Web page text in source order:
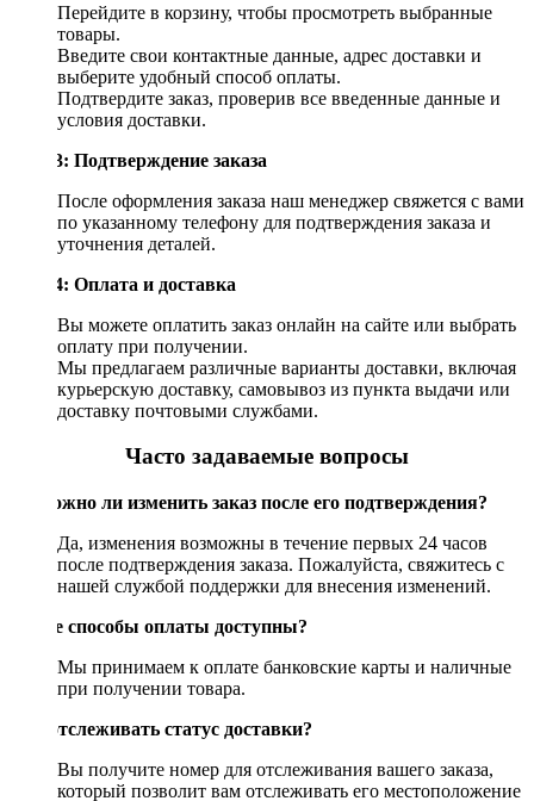
Перейдите в корзину, чтобы просмотреть выбранные
товары.
Введите свои контактные данные, адрес доставки и
выберите удобный способ оплаты.
Подтвердите заказ, проверив все введенные данные и
условия доставки.
Шаг 3: Подтверждение заказа
После оформления заказа наш менеджер свяжется с вами
по указанному телефону для подтверждения заказа и
уточнения деталей.
Шаг 4: Оплата и доставка
Вы можете оплатить заказ онлайн на сайте или выбрать
оплату при получении.
Мы предлагаем различные варианты доставки, включая
курьерскую доставку, самовывоз из пункта выдачи или
доставку почтовыми службами.
Часто задаваемые вопросы
Возможно ли изменить заказ после его подтверждения?
Да, изменения возможны в течение первых 24 часов
после подтверждения заказа. Пожалуйста, свяжитесь с
нашей службой поддержки для внесения изменений.
Какие способы оплаты доступны?
Мы принимаем к оплате банковские карты и наличные
при получении товара.
Как отслеживать статус доставки?
Вы получите номер для отслеживания вашего заказа,
который позволит вам отслеживать его местоположение